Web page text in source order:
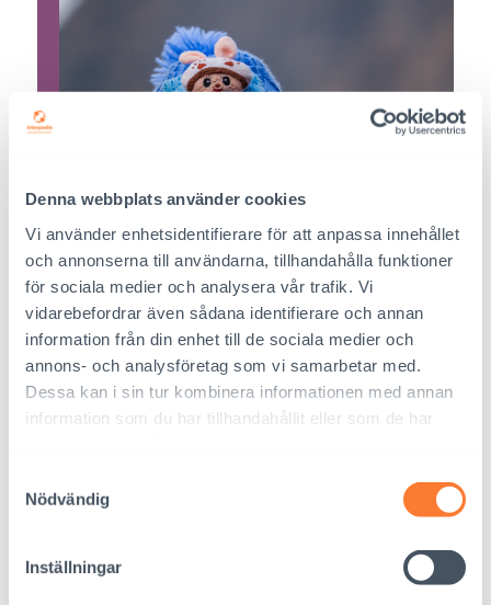
Denna webbplats använder cookies
Vi använder enhetsidentifierare för att anpassa innehållet
och annonserna till användarna, tillhandahålla funktioner
för sociala medier och analysera vår trafik. Vi
vidarebefordrar även sådana identifierare och annan
information från din enhet till de sociala medier och
annons- och analysföretag som vi samarbetar med.
Dessa kan i sin tur kombinera informationen med annan
information som du har tillhandahållit eller som de har
Nödvändig
Inställningar
Vi arbetar för en bra barndom i Bangladesh,